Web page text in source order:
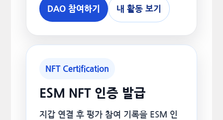
DAO 참여하기 내 활동 보기
NFT Certification
ESM NFT 인증 발급
지갑 연결 후 평가 참여 기록을 ESM 인